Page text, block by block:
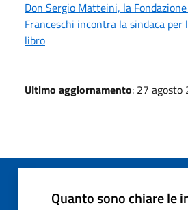
Don Sergio Matteini, la
Franceschi incontra la sindaca per
libro
Ultimo aggiornamento: 27
Quanto sono chiare le